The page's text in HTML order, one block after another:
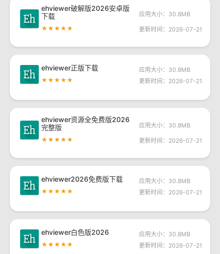
ehviewer破解版2026安卓版
下载
★★★★★
应用大小：30.8MB
更新时间：2026-07-21
ehviewer正版下载
★★★★★
应用大小：30.8MB
更新时间：2026-07-21
ehviewer资源全免费版2026
完整版
★★★★★
应用大小：30.8MB
更新时间：2026-07-21
ehviewer2026免费版下载
★★★★★
应用大小：30.8MB
更新时间：2026-07-21
ehviewer白色版2026
★★★★★
应用大小：30.8MB
更新时间：2026-07-21